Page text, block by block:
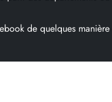
de quelques